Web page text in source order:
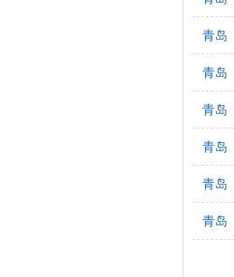
青岛
青岛
青岛
青岛
青岛
青岛